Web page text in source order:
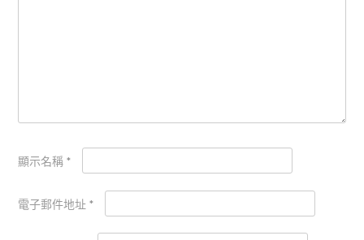
顯示名稱 *
電子郵件地址 *